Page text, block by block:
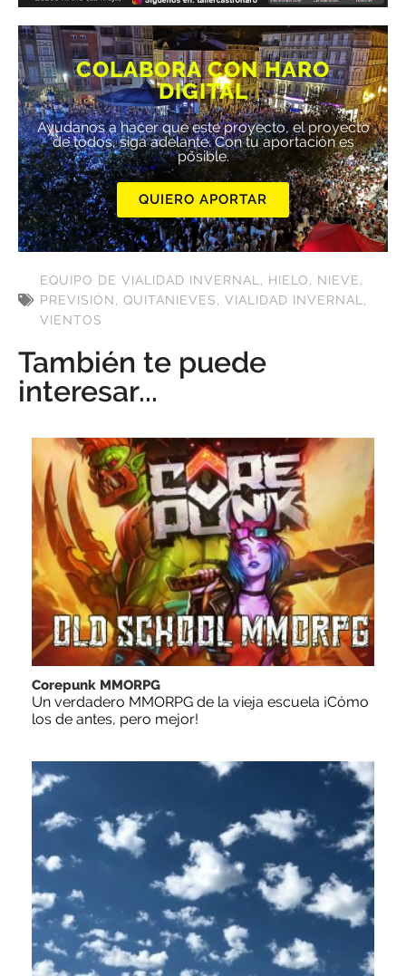
COLABORA CON HARO
DIGITAL
Ayúdanos a hacer que este proyecto, el proyecto
de todos, siga adelante. Con tu aportación es
posible.
QUIERO APORTAR
EQUIPO DE VIALIDAD INVERNAL , HIELO, NIEVE,
PREVISIÓN, QUITANIEVES, VIALIDAD INVERNAL ,
VIENTOS
También te puede
interesar...
Corepunk MMORPG
Un verdadero MMORPG de la vieja escuela ¡Cómo
los de antes, pero mejor!